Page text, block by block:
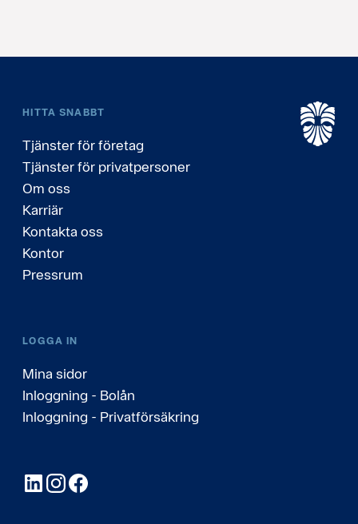
HITTA SNABBT
Tjänster för företag
Tjänster för privatpersoner
Om oss
Karriär
Kontakta oss
Kontor
Pressrum
LOGGA IN
Mina sidor
Inloggning - Bolån
Inloggning - Privatförsäkring
LinkedInInstagram